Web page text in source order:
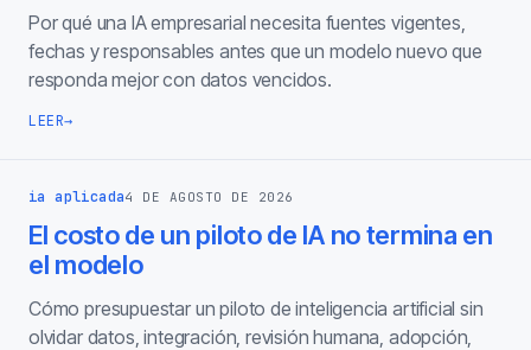
Por qué una IA empresarial necesita fuentes vigentes,
fechas y responsables antes que un modelo nuevo que
responda mejor con datos vencidos.
LEER→
ia aplicada4 DE AGOSTO DE 2026
El costo de un piloto de IA no termina en
el modelo
Cómo presupuestar un piloto de inteligencia artificial sin
olvidar datos, integración, revisión humana, adopción,